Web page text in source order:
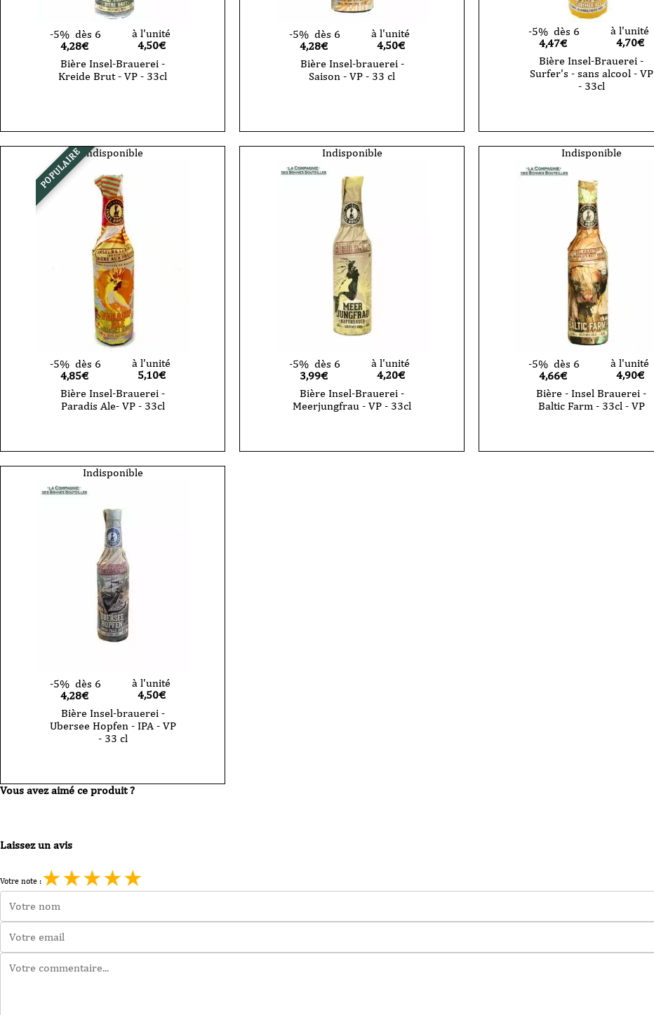
-5% dès 6
4,28€
à l'unité
4,50€
Bière Insel-Brauerei -
Kreide Brut - VP - 33cl
-5% dès 6
4,28€
à l'unité
4,50€
Bière Insel-brauerei -
Saison - VP - 33 cl
-5% dès 6
4,47€
à l'unité
4,70€
Bière Insel-Brauerei -
Surfer's - sans alcool - VP
- 33cl
POPULAIRE Indisponible
-5% dès 6
4,85€
à l'unité
5,10€
Bière Insel-Brauerei -
Paradis Ale- VP - 33cl
Indisponible
-5% dès 6
3,99€
à l'unité
4,20€
Bière Insel-Brauerei -
Meerjungfrau - VP - 33cl
Indisponible
-5% dès 6
4,66€
à l'unité
4,90€
Bière - Insel Brauerei -
Baltic Farm - 33cl - VP
Indisponible
-5% dès 6
4,28€
à l'unité
4,50€
Bière Insel-brauerei -
Ubersee Hopfen - IPA - VP
- 33 cl
Vous avez aimé ce produit ?
Laissez un avis
Votre note :★★★★★